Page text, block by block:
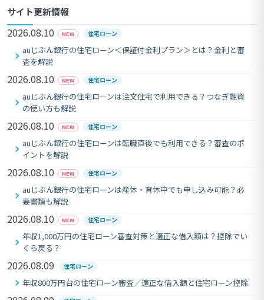
サイト更新情報
2026.08.10 NEW 住宅ローン
auじぶん銀行の住宅ローン＜保証付金利プラン＞とは？金利と審
査を解説
2026.08.10 NEW 住宅ローン
auじぶん銀行の住宅ローンは注文住宅で利用できる？つなぎ融資
の使い方も解説
2026.08.10 NEW 住宅ローン
auじぶん銀行の住宅ローンは転職直後でも利用できる？審査のポ
イントを解説
2026.08.10 NEW 住宅ローン
auじぶん銀行の住宅ローンは産休・育休中でも申し込み可能？必
要書類も解説
2026.08.10 NEW 住宅ローン
年収1,000万円の住宅ローン審査対策と適正な借入額は？控除でい
くら戻る？
2026.08.09 住宅ローン
年収800万円台の住宅ローン審査／適正な借入額と住宅ローン控除